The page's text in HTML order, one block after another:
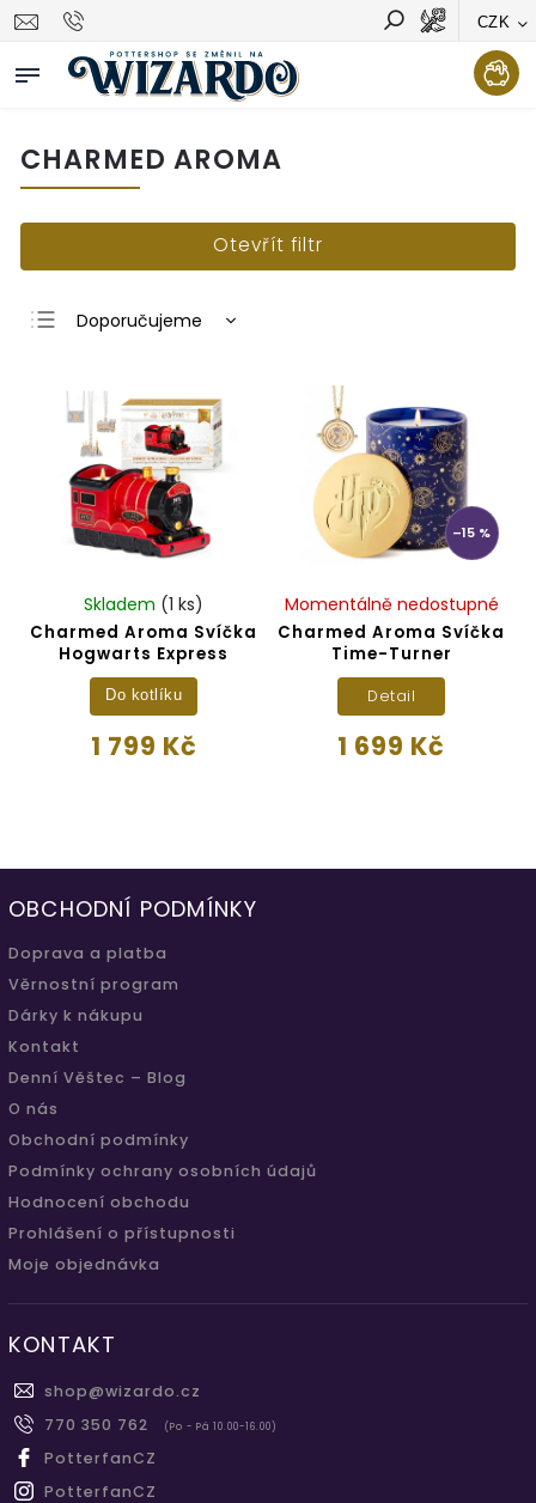
CZK
Vyhledávání Hledat
CHARMED AROMA
Otevřít filtr
Doporučujeme
Nejdražší
Nejprodávanější
Abecedně
Charmed Aroma Svíčka
Hogwarts Express
Skladem (1 ks)
1 799 Kč
Do kotlíku
–15 %
Charmed Aroma Svíčka
Time-Turner
Momentálně nedostupné
1 699 Kč
Detail
OBCHODNÍ PODMÍNKY
Doprava a platba
Věrnostní program
Dárky k nákupu
Kontakt
Denní Věštec – Blog
O nás
Obchodní podmínky
Podmínky ochrany osobních údajů
Hodnocení obchodu
Prohlášení o přístupnosti
Moje objednávka
KONTAKT
shop@wizardo.cz
770 350 762
(Po - Pá 10.00-16.00)
PotterfanCZ
PotterfanCZ